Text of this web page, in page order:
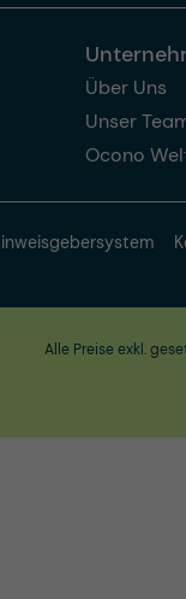
Über Uns
Unser
Ocono
Alle Preise exkl.